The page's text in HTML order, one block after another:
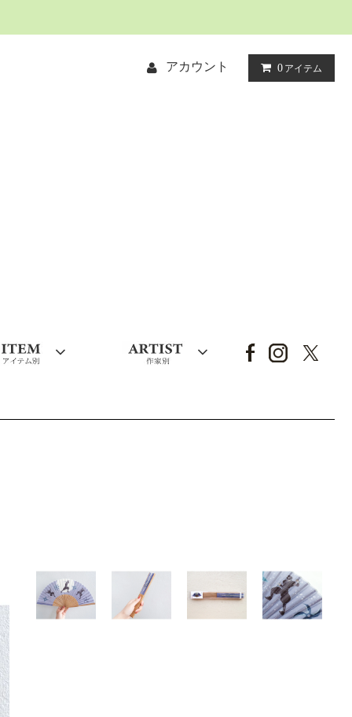
アカウント 0 アイテム